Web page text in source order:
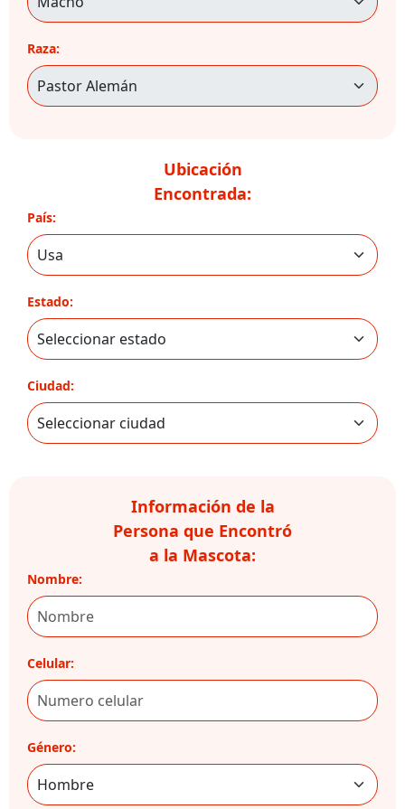
Raza:
Ubicación
Encontrada:
País:
Estado:
Ciudad:
Información de la
Persona que Encontró
a la Mascota:
Nombre:
Celular:
Género: